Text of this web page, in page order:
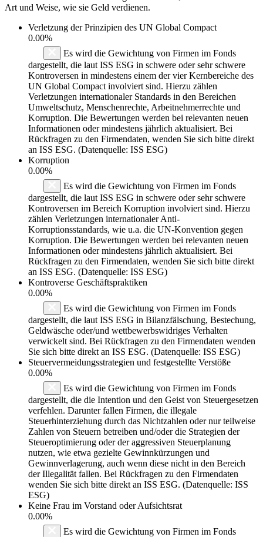
Art und Weise, wie sie Geld verdienen.
Verletzung der Prinzipien des UN Global Compact
0.00%
Es wird die Gewichtung von Firmen im Fonds
dargestellt, die laut ISS ESG in schwere oder sehr schwere
Kontroversen in mindestens einem der vier Kernbereiche des
UN Global Compact involviert sind. Hierzu zählen
Verletzungen internationaler Standards in den Bereichen
Umweltschutz, Menschenrechte, Arbeitnehmerrechte und
Korruption. Die Bewertungen werden bei relevanten neuen
Informationen oder mindestens jährlich aktualisiert. Bei
Rückfragen zu den Firmendaten, wenden Sie sich bitte direkt
an ISS ESG. (Datenquelle: ISS ESG)
Korruption
0.00%
Es wird die Gewichtung von Firmen im Fonds
dargestellt, die laut ISS ESG in schwere oder sehr schwere
Kontroversen im Bereich Korruption involviert sind. Hierzu
zählen Verletzungen internationaler Anti-
Korruptionsstandards, wie u.a. die UN-Konvention gegen
Korruption. Die Bewertungen werden bei relevanten neuen
Informationen oder mindestens jährlich aktualisiert. Bei
Rückfragen zu den Firmendaten, wenden Sie sich bitte direkt
an ISS ESG. (Datenquelle: ISS ESG)
Kontroverse Geschäftspraktiken
0.00%
Es wird die Gewichtung von Firmen im Fonds
dargestellt, die laut ISS ESG in Bilanzfälschung, Bestechung,
Geldwäsche oder/und wettbewerbswidriges Verhalten
verwickelt sind. Bei Rückfragen zu den Firmendaten wenden
Sie sich bitte direkt an ISS ESG. (Datenquelle: ISS ESG)
Steuervermeidungsstrategien und festgestellte Verstöße
0.00%
Es wird die Gewichtung von Firmen im Fonds
dargestellt, die die Intention und den Geist von Steuergesetzen
verfehlen. Darunter fallen Firmen, die illegale
Steuerhinterziehung durch das Nichtzahlen oder nur teilweise
Zahlen von Steuern betreiben und/oder die Strategien der
Steueroptimierung oder der aggressiven Steuerplanung
nutzen, wie etwa gezielte Gewinnkürzungen und
Gewinnverlagerung, auch wenn diese nicht in den Bereich
der Illegalität fallen. Bei Rückfragen zu den Firmendaten
wenden Sie sich bitte direkt an ISS ESG. (Datenquelle: ISS
ESG)
Keine Frau im Vorstand oder Aufsichtsrat
0.00%
Es wird die Gewichtung von Firmen im Fonds